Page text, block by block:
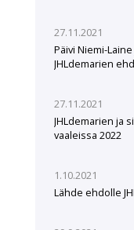
27.11.2021
Päivi Niemi-
JHLdemarien
27.11.2021
JHLdemarien ja
vaaleissa 2022
1.10.2021
Lähde ehdolle